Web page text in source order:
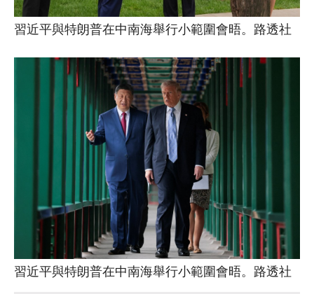
習近平與特朗普在中南海舉行小範圍會晤。路透社
習近平與特朗普在中南海舉行小範圍會晤。路透社